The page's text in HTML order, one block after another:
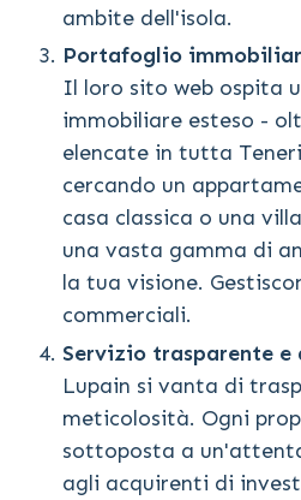
ambite dell'isola.
Portafoglio
Il loro sito web ospita
immobiliare esteso -
elencate in tutta
cercando un
casa classica o una
una vasta gamma di
la tua visione.
commerciali.
Servizio trasparente
Lupain si vanta di
meticolosità. Ogni
sottoposta a
agli acquirenti di